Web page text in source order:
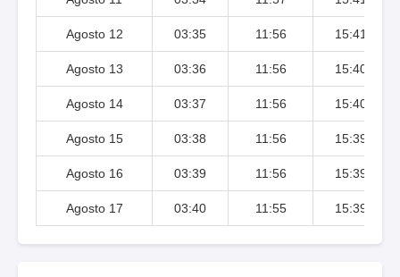
Agosto 12 03:35 11:56 15:41
Agosto 13 03:36 11:56 15:40
Agosto 14 03:37 11:56 15:40
Agosto 15 03:38 11:56 15:39
Agosto 16 03:39 11:56 15:39
Agosto 17 03:40 11:55 15:39